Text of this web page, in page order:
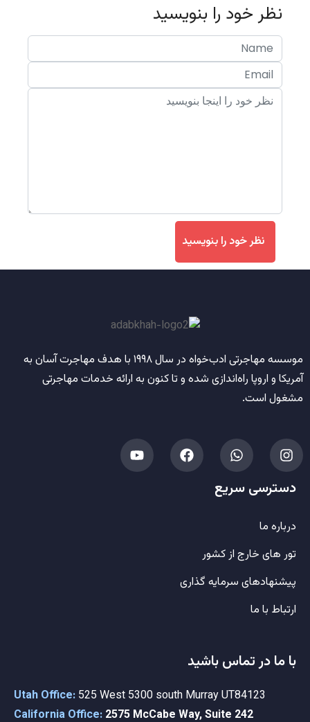
نظر خود را بنویسید
نظر خود را بنویسید
موسسه مهاجرتی ادب‌خواه در سال
با هدف مهاجرت آسان به
آمریکا و اروپا راه‌اندازی شده و تا کنون به ارائه خدمات مهاجرتی
مشغول است.
دسترسی سریع
درباره ما
تور های خارج از کشور
پیشنهادهای سرمایه گذاری
ارتباط با ما
با ما در تماس باشید
Utah Office: 525 West 5300 south Murray UT84123
California Office: 2575 McCabe Way, Suite 242